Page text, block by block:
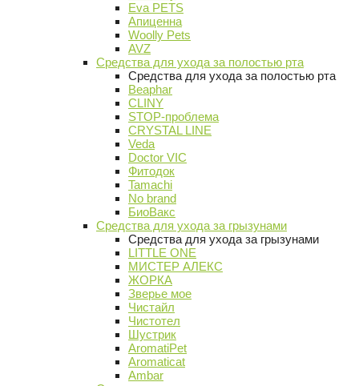
Eva PETS
Апиценна
Woolly Pets
AVZ
Средства для ухода за полостью рта
Средства для ухода за полостью рта
Beaphar
CLINY
STOP-проблема
CRYSTAL LINE
Veda
Doctor VIC
Фитодок
Tamachi
No brand
БиоВакс
Средства для ухода за грызунами
Средства для ухода за грызунами
LITTLE ONE
МИСТЕР АЛЕКС
ЖОРКА
Зверье мое
Чистайл
Чистотел
Шустрик
AromatiPet
Aromaticat
Ambar